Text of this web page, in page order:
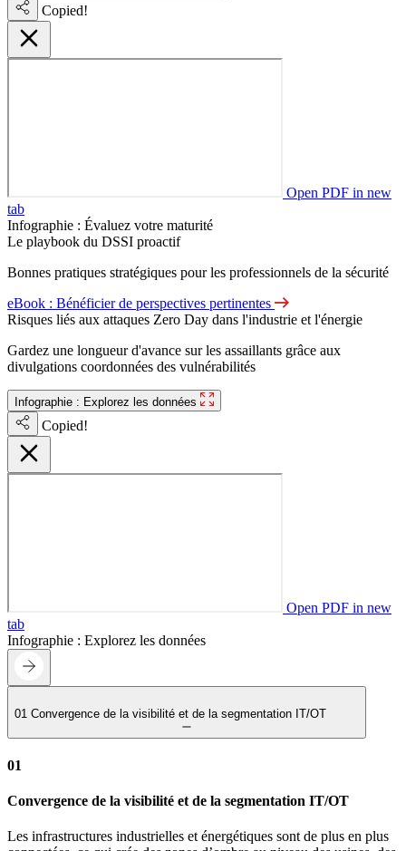
Copied!
Open PDF in new
tab
Infographie : Évaluez votre maturité
Le playbook du DSSI proactif
Bonnes pratiques stratégiques pour les professionnels de la sécurité
eBook : Bénéficier de perspectives pertinentes
Risques liés aux attaques Zero Day dans l'industrie et l'énergie
Gardez une longueur d'avance sur les assaillants grâce aux
divulgations coordonnées des vulnérabilités
Infographie : Explorez les données
Copied!
Open PDF in new
tab
Infographie : Explorez les données
01 Convergence de la visibilité et de la segmentation IT/OT
01
Convergence de la visibilité et de la segmentation IT/OT
Les infrastructures industrielles et énergétiques sont de plus en plus